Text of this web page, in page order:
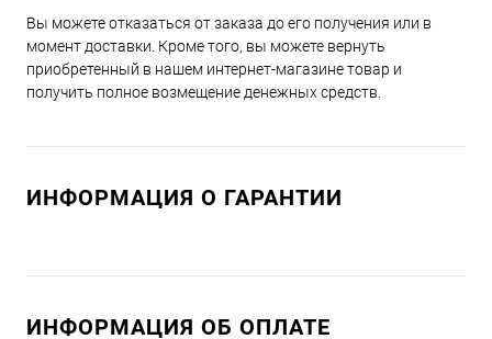
Вы можете отказаться от заказа до его получения или в
момент доставки. Кроме того, вы можете вернуть
приобретенный в нашем интернет-магазине товар и
получить полное возмещение денежных средств.
ИНФОРМАЦИЯ О ГАРАНТИИ
ИНФОРМАЦИЯ ОБ ОПЛАТЕ